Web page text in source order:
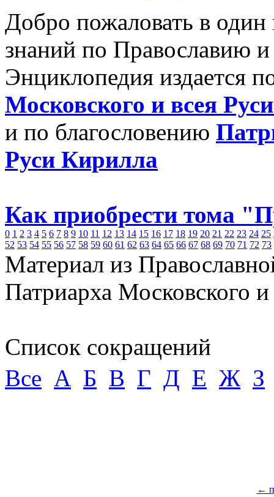
Добро пожаловать в
знаний по Православию
Энциклопедия издается
Московского и всея
и по благословению
Руси Кирилла
Как приобрести тома
0 1 2 3 4 5 6 7 8 9 10 11 12 13 14 15 16 17 18 19 20 21 22 23 24 25
52 53 54 55 56 57 58 59 60 61 62 63 64 65 66 67 68 69 70 71 72 73
Материал из
Патриарха Московского
Список сокращений
Все А Б В Г Д Е Ж З
←